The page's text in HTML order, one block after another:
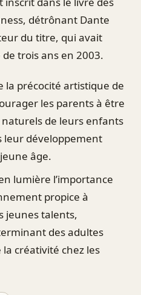
détrônant Dante
du titre, qui avait
de trois ans en 2003.
la précocité artistique de
les parents à être
de leurs enfants
leur développement
âge.
lumière l’importance
propice à
jeunes talents,
des adultes
créativité chez les